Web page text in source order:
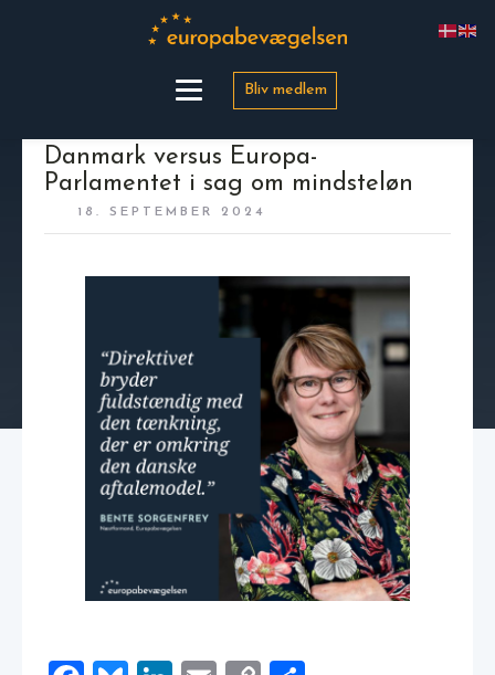
Bliv medlem
Danmark versus Europa-
Parlamentet i sag om mindsteløn
18. SEPTEMBER 2024